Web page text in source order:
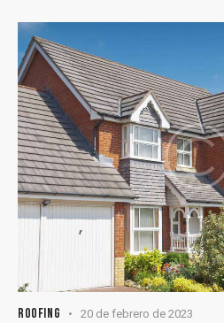
ROOFING 20 de febrero de 2023